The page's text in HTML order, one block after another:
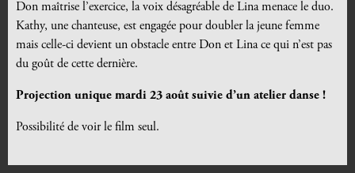
Don maîtrise l’exercice, la voix désagréable de Lina menace le duo.
Kathy, une chanteuse, est engagée pour doubler la jeune femme
mais celle-ci devient un obstacle entre Don et Lina ce qui n’est pas
du goût de cette dernière.
Projection unique mardi 23 août suivie d’un atelier danse !
Possibilité de voir le film seul.